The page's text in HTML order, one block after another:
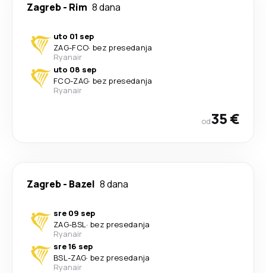
Zagreb- Rim 8 dana
uto 01 sep
ZAG-FCO· bez presedanja
Ryanair
uto 08 sep
FCO-ZAG· bez presedanja
Ryanair
od35 €
Zagreb- Bazel 8 dana
sre 09 sep
ZAG-BSL· bez presedanja
Ryanair
sre 16 sep
BSL-ZAG· bez presedanja
Ryanair